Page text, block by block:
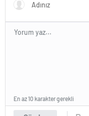
En az 10 karakter gerekli